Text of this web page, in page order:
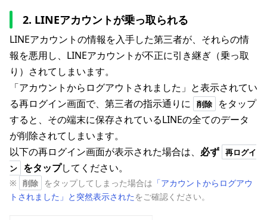
2. LINEアカウントが乗っ取られる
LINEアカウントの情報を入手した第三者が、それらの情
報を悪用し、LINEアカウントが不正に引き継ぎ（乗っ取
り）されてしまいます。
「アカウントからログアウトされました」と表示されてい
る再ログイン画面で、第三者の指示通りに
削除
をタップ
すると、その端末に保存されているLINEの全てのデータ
が削除されてしまいます。
以下の再ログイン画面が表示された場合は、 必ず 再ログイ
ン
をタップしてください。
※ 削除 をタップしてしまった場合は 「アカウントからログアウ
トされました」と突然表示された をご確認ください。